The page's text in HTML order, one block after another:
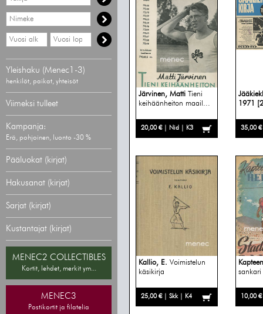
tekijää
Hae
nimekettä
Hae
vähimmäisvuosi
Hae
enimmäisvuosi
Yleishaku (Menec1-3)
henkilöt, paikat, yhteisöt
Viimeksi tulleet
Kampanja:
Erä, pohjoinen, luonto -30 %
Pääluokat (kirjat)
Hakusanat (kirjat)
Sarjat (kirjat)
Kustantajat (kirjat)
MENEC2 COLLECTIBLES
Kortit, lehdet, merkit ym...
MENEC3
Postikortit ja filatelia
Järvinen, Matti Tieni
keihäänheiton maail...
20,00 € | Nid | K3
1971
35,00
Kallio, E. Voimistelun
käsikirja
25,00 € | Skk | K4
sankari
10,00